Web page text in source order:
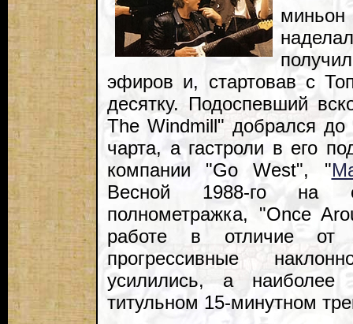
эфиров и, стартовав с
десятку. Подоспевший
The Windmill" добрался до
чарта, а гастроли в его
компании "Go West", "
Весной 1988-го на
полнометражка, "Once
работе в отличие от
прогрессивные
усилились, а
титульном 15-минутном